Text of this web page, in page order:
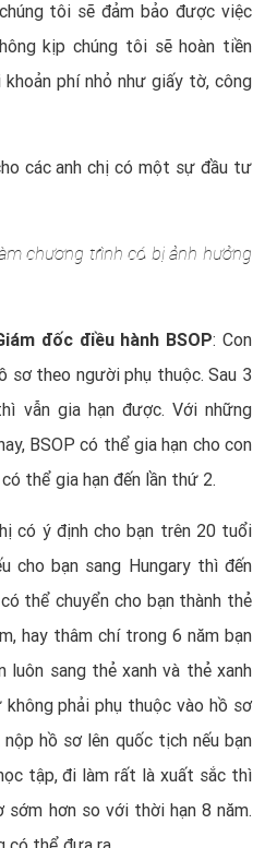
tôi sẽ đảm bảo được việc
kịp chúng tôi sẽ hoàn tiền
phí nhỏ như giấy tờ, công
các anh chị có một sự đầu tư
chương trình có bị ảnh hưởng
đốc điều hành BSOP: Con
sơ theo người phụ thuộc. Sau 3
vẫn gia hạn được. Với những
BSOP có thể gia hạn cho con
thể gia hạn đến lần thứ 2.
có ý định cho bạn trên 20 tuổi
cho bạn sang Hungary thì đến
thể chuyển cho bạn thành thẻ
hay thâm chí trong 6 năm bạn
luôn sang thẻ xanh và thẻ xanh
không phải phụ thuộc vào hồ sơ
hồ sơ lên quốc tịch nếu bạn
tập, đi làm rất là xuất sắc thì
sớm hơn so với thời hạn 8 năm.